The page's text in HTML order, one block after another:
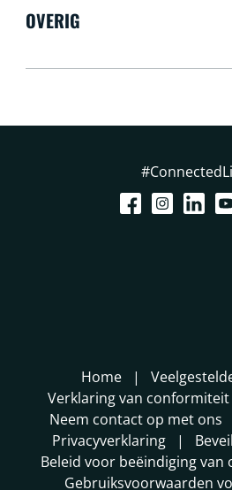
OVERIG
Home
Verklaring van conformiteit
Neem contact op met ons
Privacyverklaring
Beleid voor beëindiging van
Gebruiksvoorwaarden